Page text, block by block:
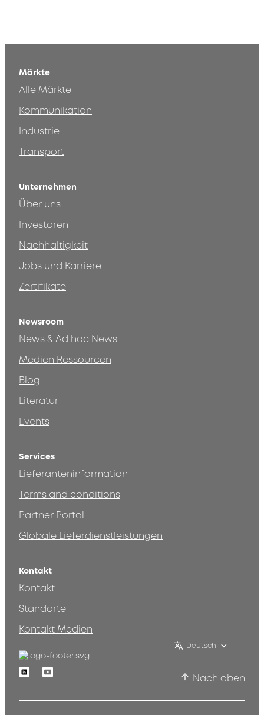
Märkte
Alle Märkte
Kommunikation
Industrie
Transport
Unternehmen
Über uns
Investoren
Nachhaltigkeit
Jobs und Karriere
Zertifikate
Newsroom
News & Ad hoc News
Medien Ressourcen
Blog
Literatur
Events
Services
Lieferanteninformation
Terms and conditions
Partner Portal
Globale Lieferdienstleistungen
Kontakt
Kontakt
Standorte
Kontakt Medien
Deutsch
LinkedinYoutube
Nach oben